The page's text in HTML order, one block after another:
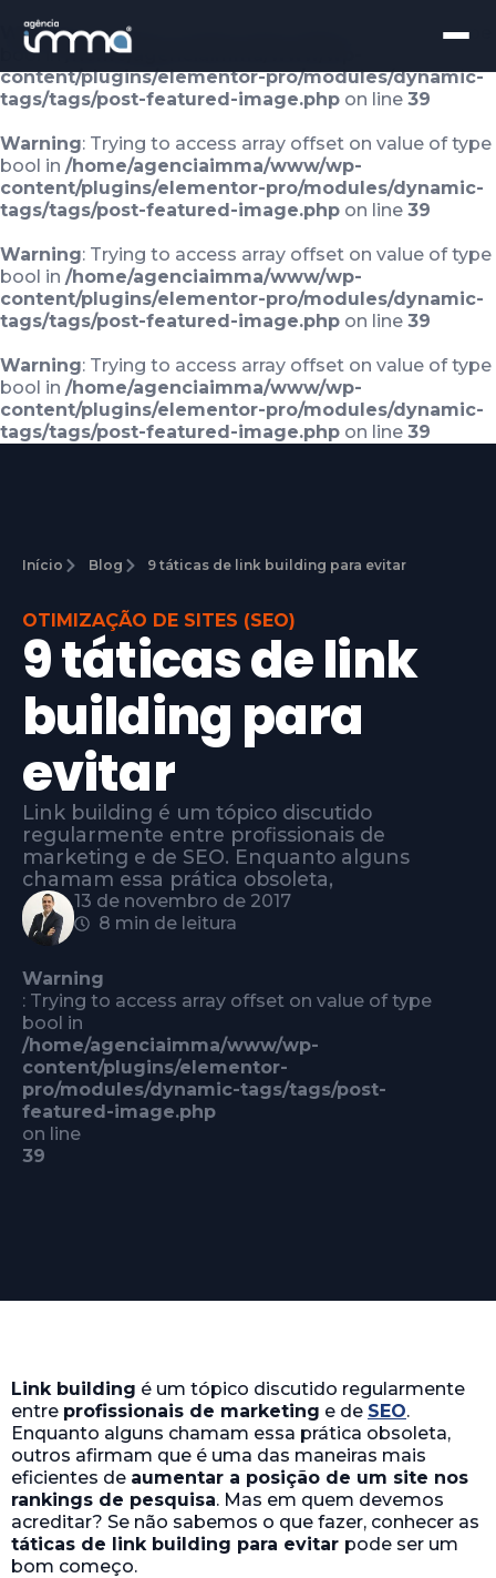
Warning: Trying to access array offset on value of type
bool in /home/agenciaimma/www/wp-
content/plugins/elementor-pro/modules/dynamic-
tags/tags/post-featured-image.php on line 39
Warning: Trying to access array offset on value of type
bool in /home/agenciaimma/www/wp-
content/plugins/elementor-pro/modules/dynamic-
tags/tags/post-featured-image.php on line 39
Warning: Trying to access array offset on value of type
bool in /home/agenciaimma/www/wp-
content/plugins/elementor-pro/modules/dynamic-
tags/tags/post-featured-image.php on line 39
Warning: Trying to access array offset on value of type
bool in /home/agenciaimma/www/wp-
content/plugins/elementor-pro/modules/dynamic-
tags/tags/post-featured-image.php on line 39
Início Blog 9 táticas de link building para evitar
OTIMIZAÇÃO DE SITES (SEO)
9 táticas de link
building para
evitar
Link building é um tópico discutido
regularmente entre profissionais de
marketing e de SEO. Enquanto alguns
chamam essa prática obsoleta,
13 de novembro de 2017
8 min de leitura
Warning
: Trying to access array offset on value of type
bool in
/home/agenciaimma/www/wp-
content/plugins/elementor-
pro/modules/dynamic-tags/tags/post-
featured-image.php
on line
39
Link building é um tópico discutido regularmente
entre profissionais de marketing e de SEO.
Enquanto alguns chamam essa prática obsoleta,
outros afirmam que é uma das maneiras mais
eficientes de aumentar a posição de um site nos
rankings de pesquisa. Mas em quem devemos
acreditar? Se não sabemos o que fazer, conhecer as
táticas de link building para evitar pode ser um
bom começo.